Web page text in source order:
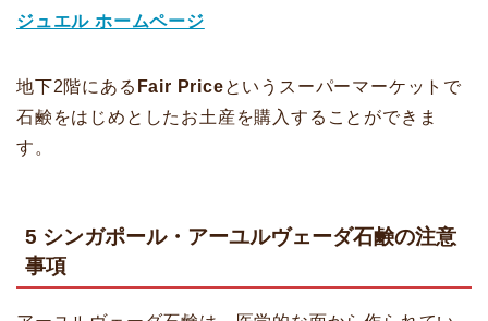
ジュエル ホームページ
地下2階にある Fair Priceというスーパーマーケットで
石鹸をはじめとしたお土産を購入することができま
す。
5 シンガポール・アーユルヴェーダ石鹸の注意
事項